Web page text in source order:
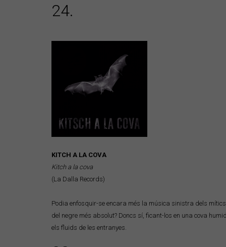
24.
KITCH A LA COVA
Kitch a la cova
(La Dalla Records)
Podia enfosquir-se encara més la música sinistra dels mítics
del negre més absolut? Doncs sí, ficant-los en una cova
els fluids de les entranyes.